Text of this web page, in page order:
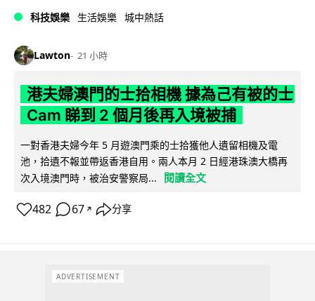
科技娛樂 生活娛樂 城中熱話
Lawton 21 小時
港夫婦澳門的士拾相機 據為己有被的士
Cam 睇到 2 個月後再入境被捕
一對香港夫婦今年 5 月遊澳門乘的士拾獲他人遺留相機及電
池，拾遺不報並帶返香港自用。兩人本月 2 日經港珠澳大橋再
次入境澳門時，被治安警察局...
閱讀全文
482 67 ↗ 分享
ADVERTISEMENT